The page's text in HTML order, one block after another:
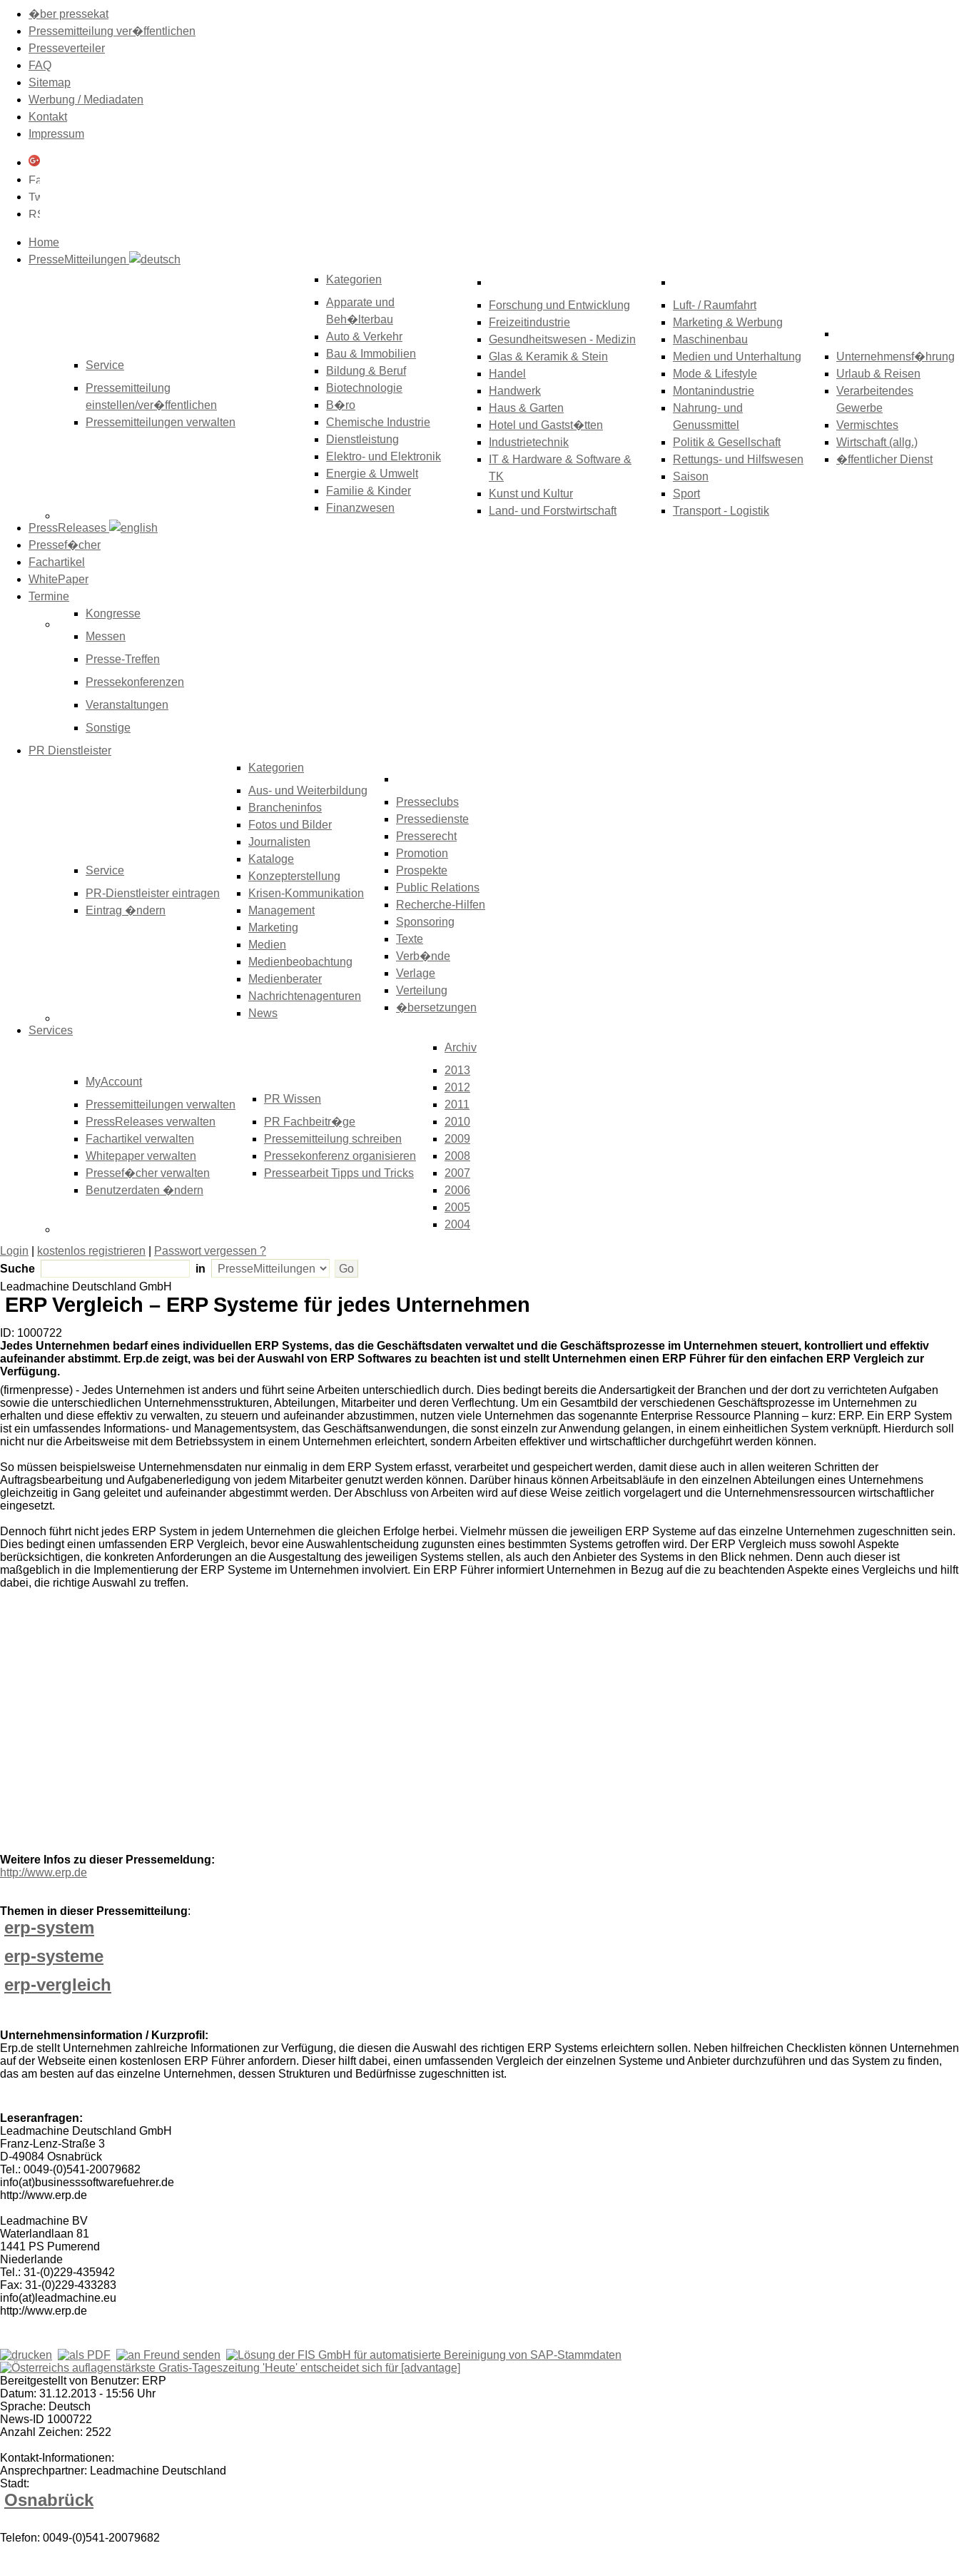
�ber pressekat
Pressemitteilung ver�ffentlichen
Presseverteiler
FAQ
Sitemap
Werbung / Mediadaten
Kontakt
Impressum
Home
PresseMitteilungen
Service
Pressemitteilung
einstellen/ver�ffentlichen
Pressemitteilungen verwalten
Kategorien
Apparate und
Beh�lterbau
Auto & Verkehr
Bau & Immobilien
Bildung & Beruf
Biotechnologie
B�ro
Chemische Industrie
Dienstleistung
Elektro- und Elektronik
Energie & Umwelt
Familie & Kinder
Finanzwesen
Forschung und Entwicklung
Freizeitindustrie
Gesundheitswesen - Medizin
Glas & Keramik & Stein
Handel
Handwerk
Haus & Garten
Hotel und Gastst�tten
Industrietechnik
IT & Hardware & Software &
TK
Kunst und Kultur
Land- und Forstwirtschaft
Luft- / Raumfahrt
Marketing & Werbung
Maschinenbau
Medien und Unterhaltung
Mode & Lifestyle
Montanindustrie
Nahrung- und
Genussmittel
Politik & Gesellschaft
Rettungs- und Hilfswesen
Saison
Sport
Transport - Logistik
Unternehmensf�hrung
Urlaub & Reisen
Verarbeitendes
Gewerbe
Vermischtes
Wirtschaft (allg.)
�ffentlicher Dienst
PressReleases
Pressef�cher
Fachartikel
WhitePaper
Termine
Kongresse
Messen
Presse-Treffen
Pressekonferenzen
Veranstaltungen
Sonstige
PR Dienstleister
Service
PR-Dienstleister eintragen
Eintrag �ndern
Kategorien
Aus- und Weiterbildung
Brancheninfos
Fotos und Bilder
Journalisten
Kataloge
Konzepterstellung
Krisen-Kommunikation
Management
Marketing
Medien
Medienbeobachtung
Medienberater
Nachrichtenagenturen
News
Presseclubs
Pressedienste
Presserecht
Promotion
Prospekte
Public Relations
Recherche-Hilfen
Sponsoring
Texte
Verb�nde
Verlage
Verteilung
�bersetzungen
Services
MyAccount
Pressemitteilungen verwalten
PressReleases verwalten
Fachartikel verwalten
Whitepaper verwalten
Pressef�cher verwalten
Benutzerdaten �ndern
PR Wissen
PR Fachbeitr�ge
Pressemitteilung schreiben
Pressekonferenz organisieren
Pressearbeit Tipps und Tricks
Archiv
2013
2012
2011
2010
2009
2008
2007
2006
2005
2004
Login kostenlos registrieren
Passwort vergessen ?
Suche
in
Leadmachine Deutschland GmbH
ERP Vergleich – ERP Systeme für jedes Unternehmen
ID: 1000722
Jedes Unternehmen bedarf eines individuellen ERP Systems, das die Geschäftsdaten verwaltet und die Geschäftsprozesse im Unternehmen steuert, kontrolliert und effektiv
aufeinander abstimmt. Erp.de zeigt, was bei der Auswahl von ERP Softwares zu beachten ist und stellt Unternehmen einen ERP Führer für den einfachen ERP Vergleich zur
Verfügung.
(firmenpresse) - Jedes Unternehmen ist anders und führt seine Arbeiten unterschiedlich durch. Dies bedingt bereits die Andersartigkeit der Branchen und der dort zu verrichteten Aufgaben
sowie die unterschiedlichen Unternehmensstrukturen, Abteilungen, Mitarbeiter und deren Verflechtung. Um ein Gesamtbild der verschiedenen Geschäftsprozesse im Unternehmen zu
erhalten und diese effektiv zu verwalten, zu steuern und aufeinander abzustimmen, nutzen viele Unternehmen das sogenannte Enterprise Ressource Planning – kurz: ERP. Ein ERP System
ist ein umfassendes Informations- und Managementsystem, das Geschäftsanwendungen, die sonst einzeln zur Anwendung gelangen, in einem einheitlichen System verknüpft. Hierdurch soll
nicht nur die Arbeitsweise mit dem Betriebssystem in einem Unternehmen erleichtert, sondern Arbeiten effektiver und wirtschaftlicher durchgeführt werden können.
So müssen beispielsweise Unternehmensdaten nur einmalig in dem ERP System erfasst, verarbeitet und gespeichert werden, damit diese auch in allen weiteren Schritten der
Auftragsbearbeitung und Aufgabenerledigung von jedem Mitarbeiter genutzt werden können. Darüber hinaus können Arbeitsabläufe in den einzelnen Abteilungen eines Unternehmens
gleichzeitig in Gang geleitet und aufeinander abgestimmt werden. Der Abschluss von Arbeiten wird auf diese Weise zeitlich vorgelagert und die Unternehmensressourcen wirtschaftlicher
eingesetzt.
Dennoch führt nicht jedes ERP System in jedem Unternehmen die gleichen Erfolge herbei. Vielmehr müssen die jeweiligen ERP Systeme auf das einzelne Unternehmen zugeschnitten sein.
Dies bedingt einen umfassenden ERP Vergleich, bevor eine Auswahlentscheidung zugunsten eines bestimmten Systems getroffen wird. Der ERP Vergleich muss sowohl Aspekte
berücksichtigen, die konkreten Anforderungen an die Ausgestaltung des jeweiligen Systems stellen, als auch den Anbieter des Systems in den Blick nehmen. Denn auch dieser ist
maßgeblich in die Implementierung der ERP Systeme im Unternehmen involviert. Ein ERP Führer informiert Unternehmen in Bezug auf die zu beachtenden Aspekte eines Vergleichs und hilft
dabei, die richtige Auswahl zu treffen.
Weitere Infos zu dieser Pressemeldung:
http://www.erp.de
Themen in dieser Pressemitteilung:
erp-system
erp-systeme
erp-vergleich
Unternehmensinformation / Kurzprofil:
Erp.de stellt Unternehmen zahlreiche Informationen zur Verfügung, die diesen die Auswahl des richtigen ERP Systems erleichtern sollen. Neben hilfreichen Checklisten können Unternehmen
auf der Webseite einen kostenlosen ERP Führer anfordern. Dieser hilft dabei, einen umfassenden Vergleich der einzelnen Systeme und Anbieter durchzuführen und das System zu finden,
das am besten auf das einzelne Unternehmen, dessen Strukturen und Bedürfnisse zugeschnitten ist.
Leseranfragen:
Leadmachine Deutschland GmbH
Franz-Lenz-Straße 3
D-49084 Osnabrück
Tel.: 0049-(0)541-20079682
info(at)businesssoftwarefuehrer.de
http://www.erp.de
Leadmachine BV
Waterlandlaan 81
1441 PS Pumerend
Niederlande
Tel.: 31-(0)229-435942
Fax: 31-(0)229-433283
info(at)leadmachine.eu
http://www.erp.de
Bereitgestellt von Benutzer: ERP
Datum: 31.12.2013 - 15:56 Uhr
Sprache: Deutsch
News-ID 1000722
Anzahl Zeichen: 2522
Kontakt-Informationen:
Ansprechpartner: Leadmachine Deutschland
Stadt:
Osnabrück
Telefon: 0049-(0)541-20079682